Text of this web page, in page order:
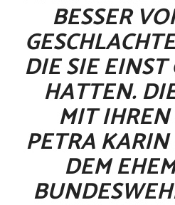
BESSER
DIE SIE
HATTEN.
MIT
PETRA
DEM